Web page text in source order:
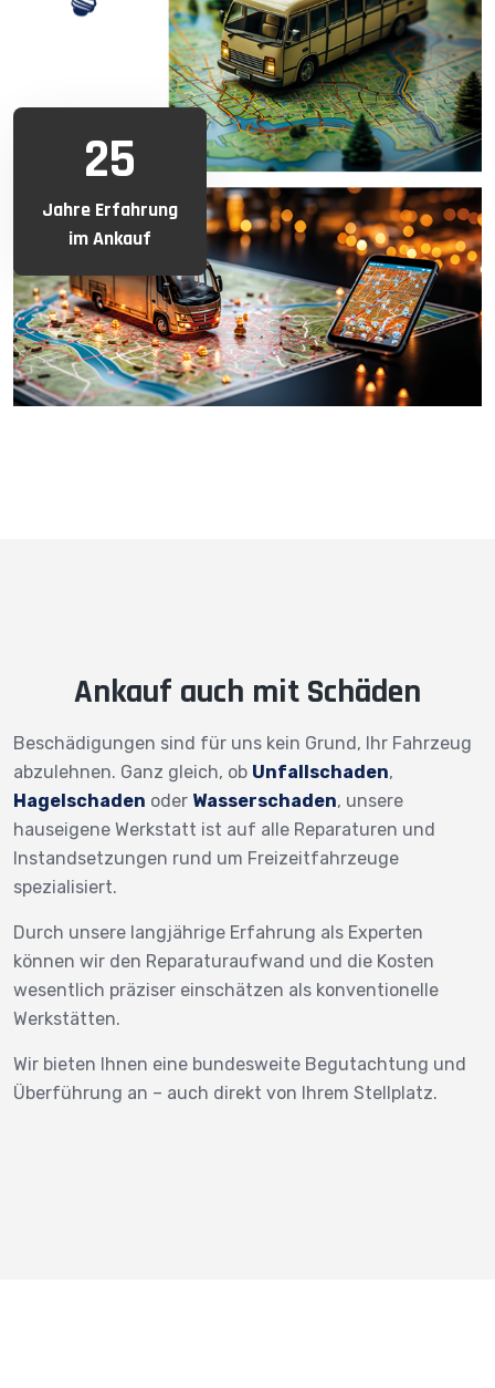
25
Jahre Erfahrung
im Ankauf
Ankauf auch mit Schäden
Beschädigungen sind für uns kein Grund, Ihr Fahrzeug
abzulehnen. Ganz gleich, ob Unfallschaden,
Hagelschaden oder Wasserschaden, unsere
hauseigene Werkstatt ist auf alle Reparaturen und
Instandsetzungen rund um Freizeitfahrzeuge
spezialisiert.
Durch unsere langjährige Erfahrung als Experten
können wir den Reparaturaufwand und die Kosten
wesentlich präziser einschätzen als konventionelle
Werkstätten.
Wir bieten Ihnen eine bundesweite Begutachtung und
Überführung an – auch direkt von Ihrem Stellplatz.